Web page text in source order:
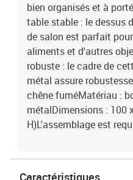
bien organisés et à
table stable : le dessus
de salon est parfait
aliments et d'autres
robuste : le cadre de
métal assure
chêne fuméMatériau :
métalDimensions : 100
H)L'assemblage est
Caractéristiques